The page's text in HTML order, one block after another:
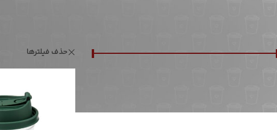
حذف فیلترها